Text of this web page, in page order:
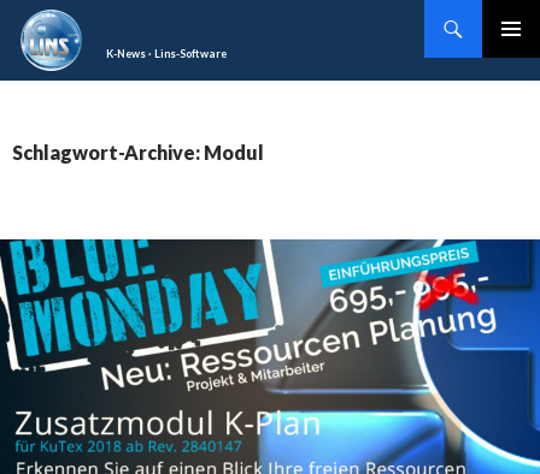
K-News · Lins-Software
Suchen
SPRINGE
ZUM
Schlagwort-Archive: Modul